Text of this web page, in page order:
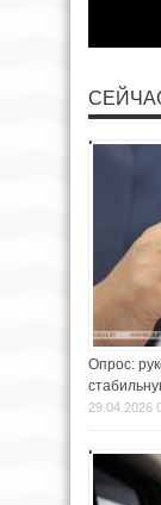
Опрос:
29.04.2026